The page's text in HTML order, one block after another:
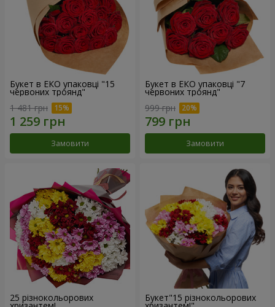
Букет в ЕКО упаковці "15
червоних троянд"
1 481 грн
Замовити
Букет в ЕКО упаковці "7
червоних троянд"
999 грн
Замовити
25 різнокольорових Букет"15 різнокольорових